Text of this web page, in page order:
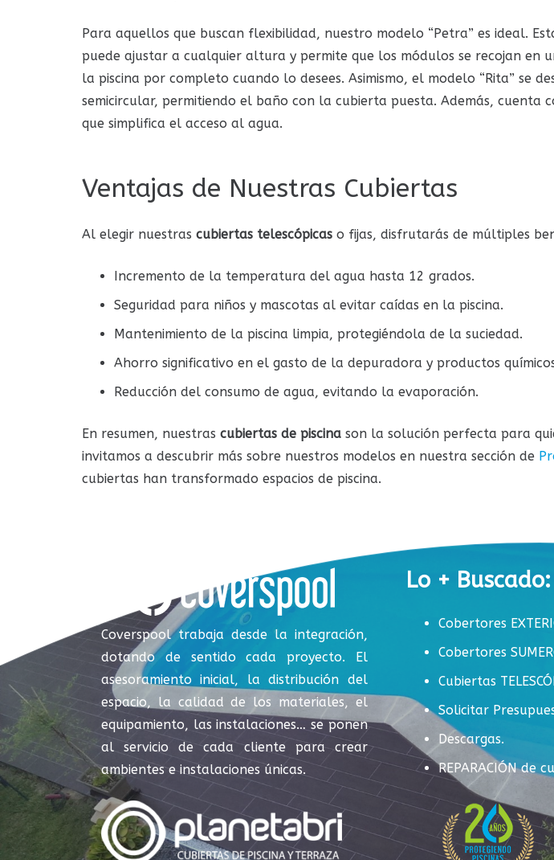
Para aquellos que buscan flexibilidad, nuestro modelo “Petra” es ideal.
puede ajustar a cualquier altura y permite que los módulos se recojan en
la piscina por completo cuando lo desees. Asimismo, el modelo “Rita” se
semicircular, permitiendo el baño con la cubierta puesta. Además, cuenta
que simplifica el acceso al agua.
Ventajas de Nuestras Cubiertas
Al elegir nuestras cubiertas telescópicas o fijas, disfrutarás de múltiples
Incremento de la temperatura del agua hasta 12 grados.
Seguridad para niños y mascotas al evitar caídas en la piscina.
Mantenimiento de la piscina limpia, protegiéndola de la suciedad.
Ahorro significativo en el gasto de la depuradora y productos
Reducción del consumo de agua, evitando la evaporación.
En resumen, nuestras cubiertas de piscina son la solución perfecta para
invitamos a descubrir más sobre nuestros modelos en nuestra sección de
cubiertas han transformado espacios de piscina.
Coverspool trabaja desde la integración,
dotando de sentido cada proyecto. El
asesoramiento inicial, la distribución del
espacio, la calidad de los materiales, el
equipamiento, las instalaciones… se ponen
al servicio de cada cliente para crear
ambientes e instalaciones únicas.
Lo + Buscado:
Cobertores
Cobertores
Cubiertas
Solicitar
Descargas.
REPARACIÓN de